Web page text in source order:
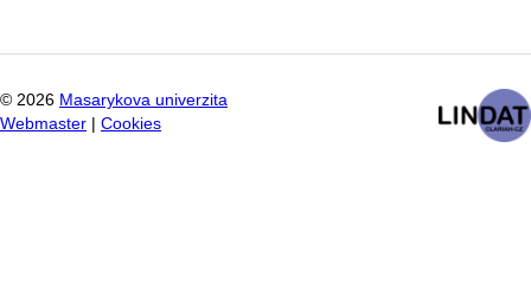
© 2026 Masarykova univerzita
Webmaster
Cookies